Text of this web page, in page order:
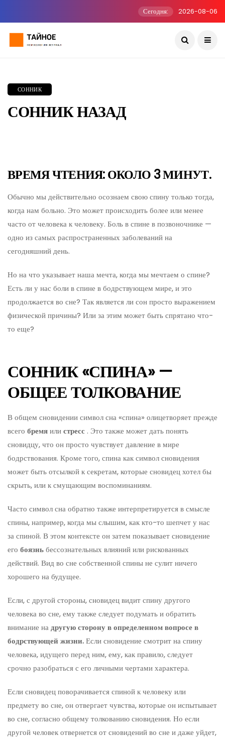
Сегодня: 2026-08-06
СОННИК
СОННИК НАЗАД
ВРЕМЯ ЧТЕНИЯ: ОКОЛО 3 МИНУТ.
Обычно мы действительно осознаем свою спину только тогда,
когда нам больно. Это может происходить более или менее
часто от человека к человеку. Боль в спине в позвоночнике —
одно из самых распространенных заболеваний на
сегодняшний день.
Но на что указывает наша мечта, когда мы мечтаем о спине?
Есть ли у нас боли в спине в бодрствующем мире, и это
продолжается во сне? Так является ли сон просто выражением
физической причины? Или за этим может быть спрятано что-
то еще?
СОННИК «СПИНА» —
ОБЩЕЕ ТОЛКОВАНИЕ
В общем сновидении символ сна «спина» олицетворяет прежде
всего бремяилистресс . Это также может дать понять
сновидцу, что он просто чувствует давление в мире
бодрствования. Кроме того, спина как символ сновидения
может быть отсылкой к секретам, которые сновидец хотел бы
скрыть, или к смущающим воспоминаниям.
Часто символ сна обратно также интерпретируется в смысле
спины, например, когда мы слышим, как кто-то шепчет у нас
за спиной. В этом контексте он затем показывает сновидение
его боязньбессознательных влияний или рискованных
действий. Вид во сне собственной спины не сулит ничего
хорошего на будущее.
Если, с другой стороны, сновидец видит спину другого
человека во сне, ему также следует подумать и обратить
внимание надругую сторону в определенном вопросе в
бодрствующей жизни.Если сновидение смотрит на спину
человека, идущего перед ним, ему, как правило, следует
срочно разобраться с его личными чертами характера.
Если сновидец поворачивается спиной к человеку или
предмету во сне, он отвергает чувства, которые он испытывает
во сне, согласно общему толкованию сновидения. Но если
другой человек отвернется от сновидений во сне и даже уйдет,